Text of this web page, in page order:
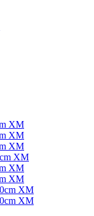
XM
XM
XM
XM
XM
XM
XM
XM